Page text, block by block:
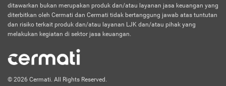
ditawarkan bukan merupakan produk dan/atau layanan jasa keuangan yang
diterbitkan oleh Cermati dan Cermati tidak bertanggung jawab atas tuntutan
dan risiko terkait produk dan/atau layanan LJK dan/atau pihak yang
melakukan kegiatan di sektor jasa keuangan.
© 2026 Cermati. All Rights Reserved.